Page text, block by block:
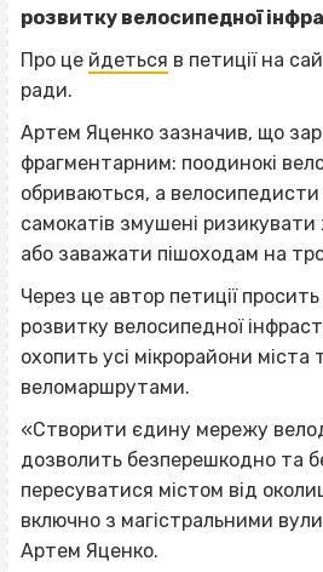
розвитку велосипедної
Про це йдеться в петиції на
ради.
Артем Яценко зазначив, що
фрагментарним: поодинокі
обриваються, а велосипедисти
самокатів змушені
або заважати пішоходам на
Через це автор петиції
розвитку велосипедної
охопить усі мікрорайони міста
веломаршрутами.
«Створити єдину мережу
дозволить безперешкодно та
пересуватися містом від
включно з магістральними
Артем Яценко.